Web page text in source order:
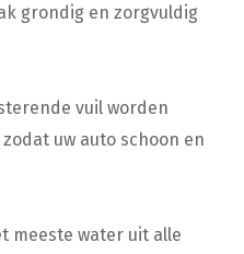
grondig en zorgvuldig
vuil worden
uw auto schoon en
meeste water uit alle